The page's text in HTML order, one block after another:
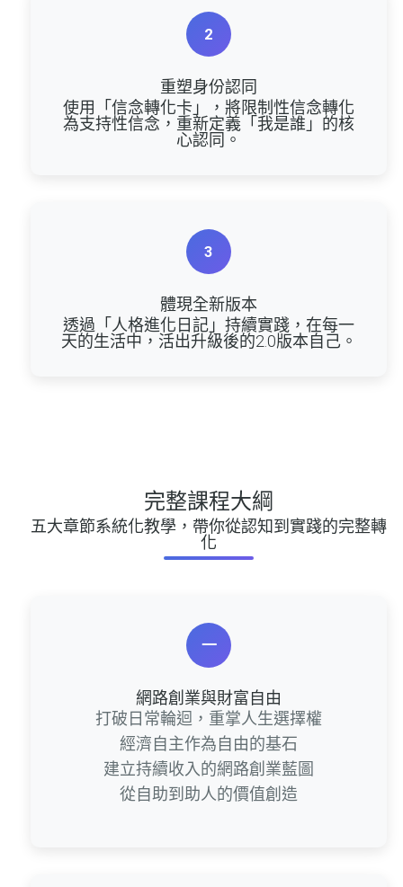
2
重塑身份認同
使用「信念轉化卡」，將限制性信念轉化
為支持性信念，重新定義「我是誰」的核
心認同。
3
體現全新版本
透過「人格進化日記」持續實踐，在每一
天的生活中，活出升級後的2.0版本自己。
完整課程大綱
五大章節系統化教學，帶你從認知到實踐的完整轉
化
一
網路創業與財富自由
打破日常輪迴，重掌人生選擇權
經濟自主作為自由的基石
建立持續收入的網路創業藍圖
從自助到助人的價值創造